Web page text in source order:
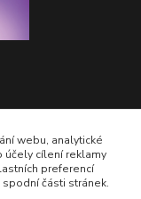
webu, analytické
účely cílení reklamy
preferencí
části stránek.